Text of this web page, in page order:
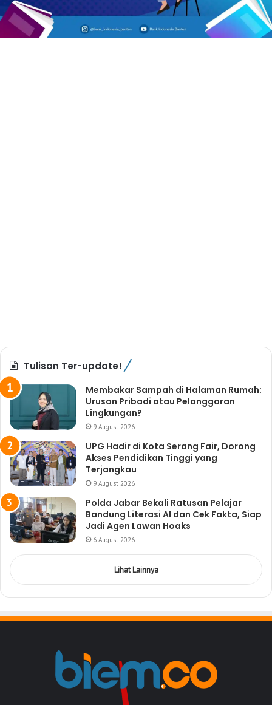
Tulisan Ter-update!
Membakar Sampah di Halaman Rumah:
Urusan Pribadi atau Pelanggaran
Lingkungan?
9 August 2026
UPG Hadir di Kota Serang Fair, Dorong
Akses Pendidikan Tinggi yang
Terjangkau
9 August 2026
Polda Jabar Bekali Ratusan Pelajar
Bandung Literasi AI dan Cek Fakta, Siap
Jadi Agen Lawan Hoaks
6 August 2026
Lihat Lainnya